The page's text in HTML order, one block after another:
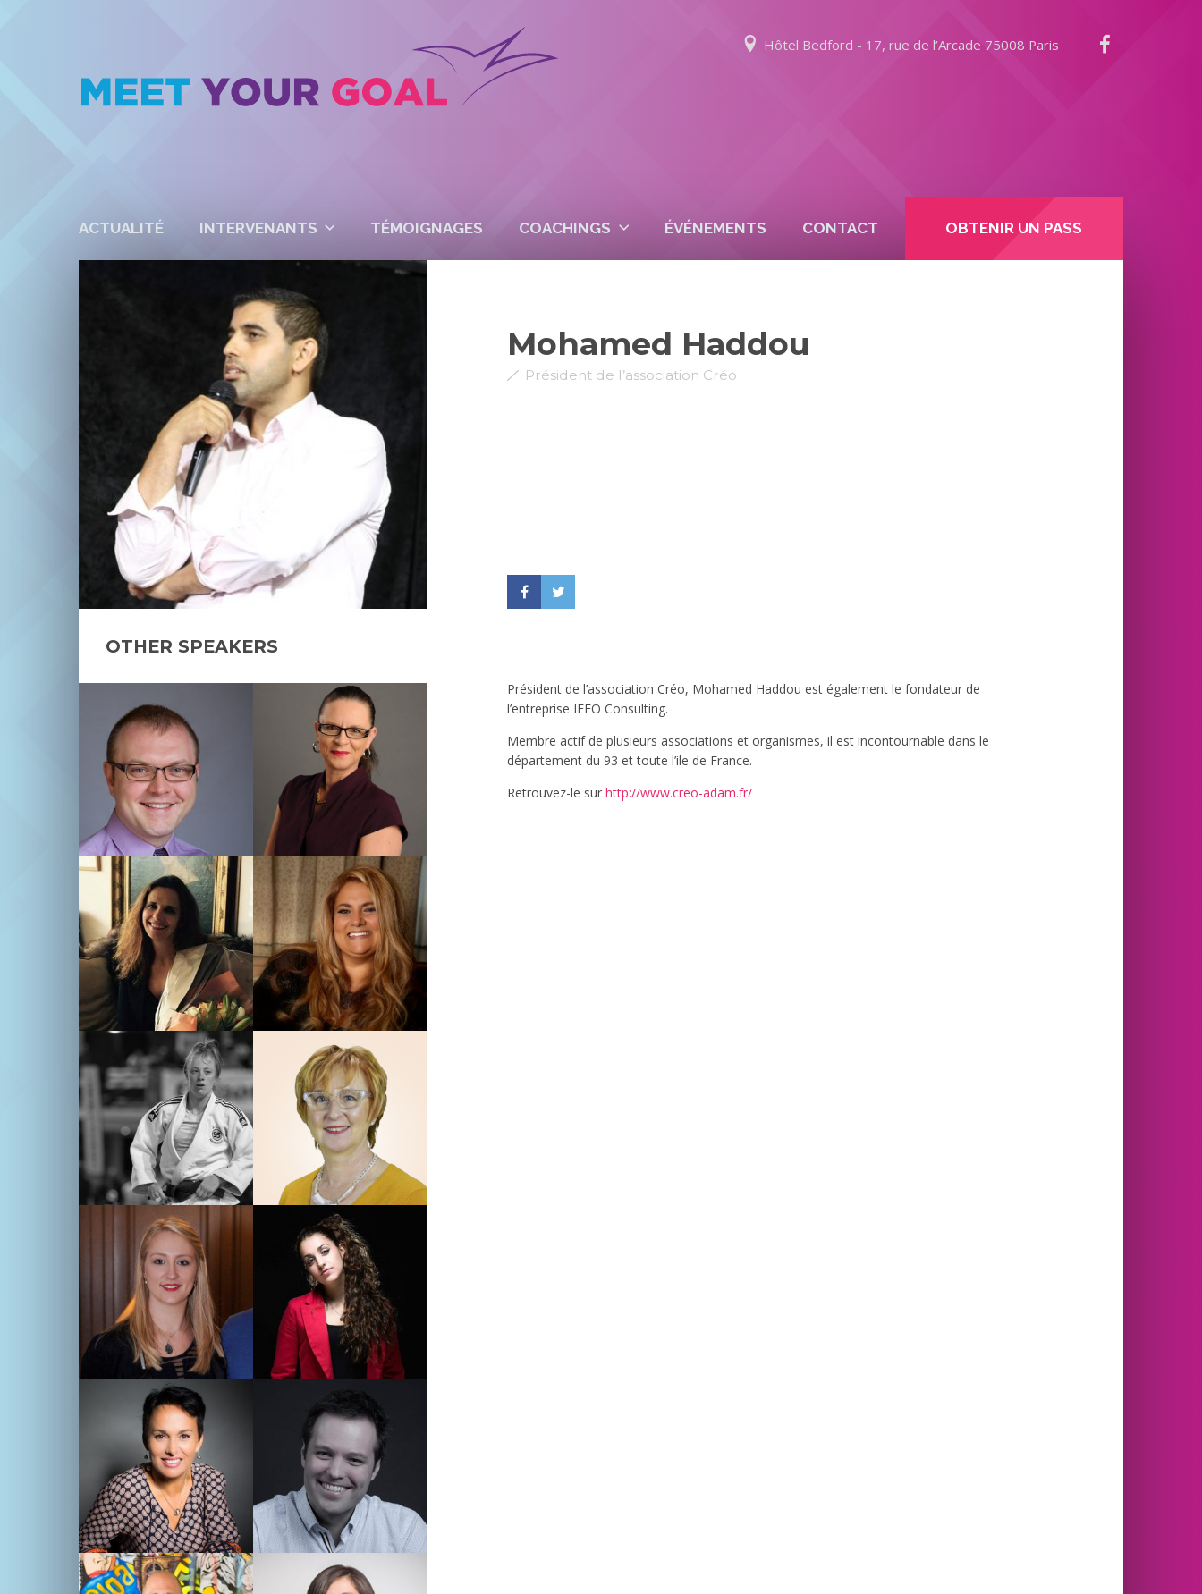
Hôtel Bedford - 17, rue de l’Arcade 75008 Paris
OBTENIR UN PASS
ACTUALITÉ INTERVENANTS TÉMOIGNAGES COACHINGS ÉVÉNEMENTS CONTACT
Mohamed Haddou
Président de l’association Créo
Président de l’association Créo, Mohamed Haddou est également le fondateur de
l’entreprise IFEO Consulting.
Membre actif de plusieurs associations et organismes, il est incontournable dans le
département du 93 et toute l’ile de France.
Retrouvez-le surhttp://www.creo-adam.fr/
OTHER SPEAKERS